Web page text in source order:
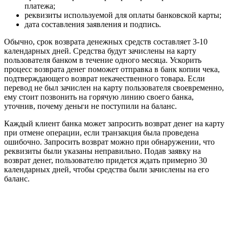
платежа;
реквизиты используемой для оплаты банковской карты;
дата составления заявления и подпись.
Обычно, срок возврата денежных средств составляет 3-10
календарных дней. Средства будут зачислены на карту
пользователя банком в течение одного месяца. Ускорить
процесс возврата денег поможет отправка в банк копии чека,
подтверждающего возврат некачественного товара. Если
перевод не был зачислен на карту пользователя своевременно,
ему стоит позвонить на горячую линию своего банка,
уточнив, почему деньги не поступили на баланс.
Каждый клиент банка может запросить возврат денег на карту
при отмене операции, если транзакция была проведена
ошибочно. Запросить возврат можно при обнаружении, что
реквизиты были указаны неправильно. Подав заявку на
возврат денег, пользователю придется ждать примерно 30
календарных дней, чтобы средства были зачислены на его
баланс.